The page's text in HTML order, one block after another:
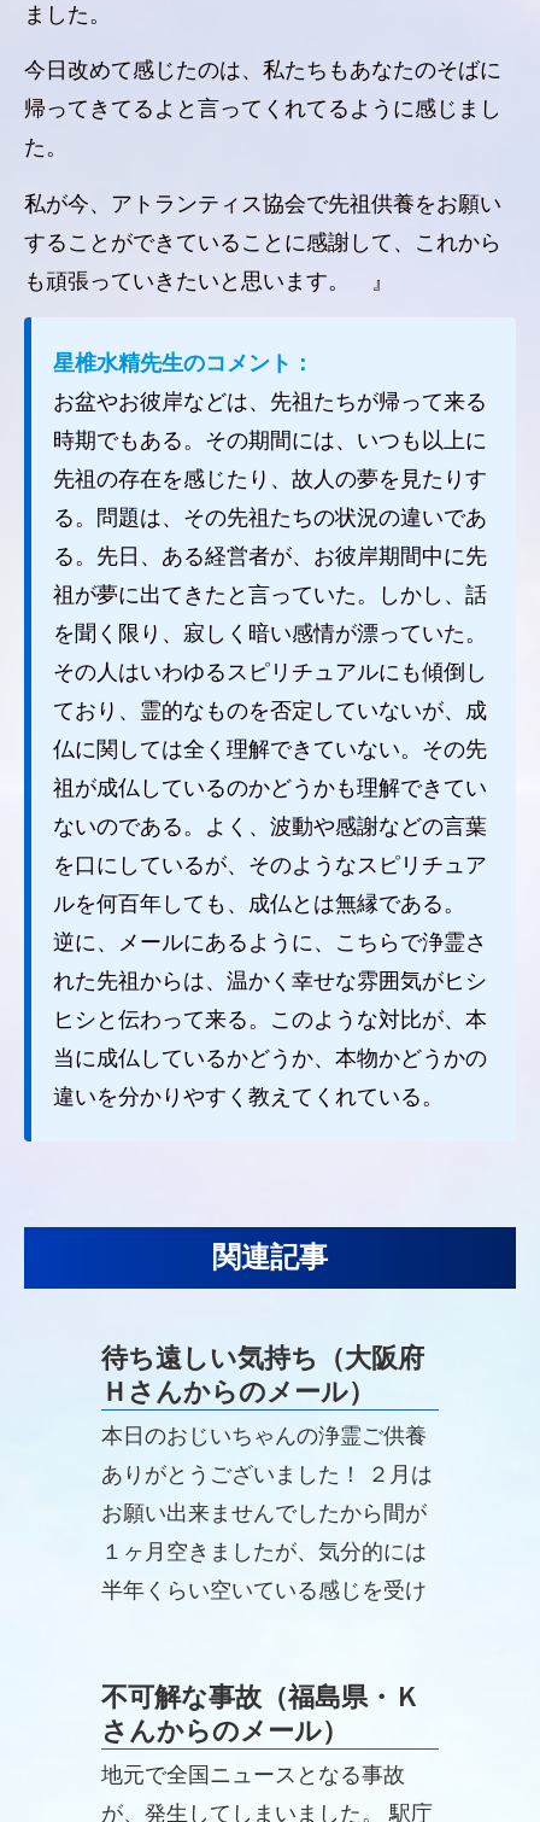
ました。
今日改めて感じたのは、私たちもあなたのそばに
帰ってきてるよと言ってくれてるように感じまし
た。
私が今、アトランティス協会で先祖供養をお願い
することができていることに感謝して、これから
も頑張っていきたいと思います。 』
星椎水精先生のコメント：
お盆やお彼岸などは、先祖たちが帰って来る
時期でもある。その期間には、いつも以上に
先祖の存在を感じたり、故人の夢を見たりす
る。問題は、その先祖たちの状況の違いであ
る。先日、ある経営者が、お彼岸期間中に先
祖が夢に出てきたと言っていた。しかし、話
を聞く限り、寂しく暗い感情が漂っていた。
その人はいわゆるスピリチュアルにも傾倒し
ており、霊的なものを否定していないが、成
仏に関しては全く理解できていない。その先
祖が成仏しているのかどうかも理解できてい
ないのである。よく、波動や感謝などの言葉
を口にしているが、そのようなスピリチュア
ルを何百年しても、成仏とは無縁である。
逆に、メールにあるように、こちらで浄霊さ
れた先祖からは、温かく幸せな雰囲気がヒシ
ヒシと伝わって来る。このような対比が、本
当に成仏しているかどうか、本物かどうかの
違いを分かりやすく教えてくれている。
関連記事
待ち遠しい気持ち（大阪府
Ｈさんからのメール）
本日のおじいちゃんの浄霊ご供養
ありがとうございました！ ２月は
お願い出来ませんでしたから間が
１ヶ月空きましたが、気分的には
半年くらい空いている感じを受け
じています。
不可解な事故（福島県・Ｋ
さんからのメール）
地元で全国ニュースとなる事故
が、発生してしまいました。 駅庁